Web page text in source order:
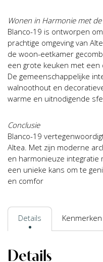
Wonen in Harmonie met
Blanco-19 is ontworpen
prachtige omgeving van
de woon-eetkamer
een grote keuken met
De gemeenschappelijke
walnoothout en
warme en uitnodigende
Conclusie
Blanco-19
Altea. Met zijn moderne
en harmonieuze integratie
een unieke kans om te
en comfor
Details Kenmerken
Details